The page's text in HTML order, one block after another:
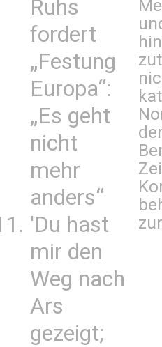
Ruhs
fordert
„Festung
Europa“:
„Es geht
nicht
mehr
anders“
'Du hast
mir den
Weg nach
Ars
gezeigt;